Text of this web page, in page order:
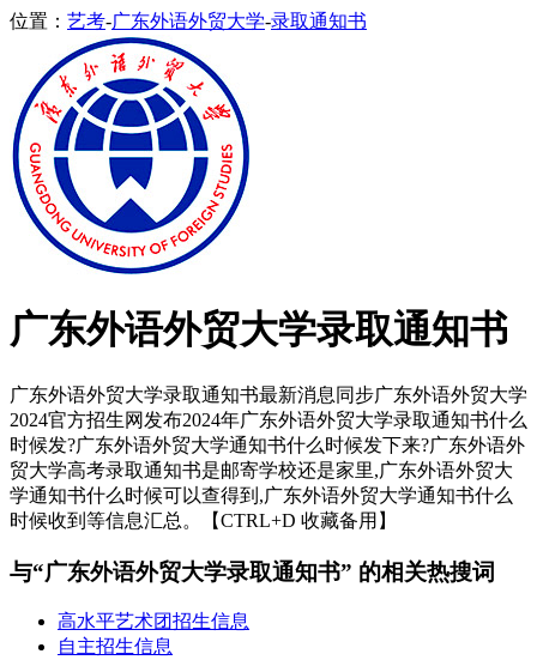
位置： 艺考-广东外语外贸大学-录取通知书
广东外语外贸大学录取通知书
广东外语外贸大学录取通知书最新消息同步广东外语外贸大学
2024官方招生网发布2024年广东外语外贸大学录取通知书什么
时候发?广东外语外贸大学通知书什么时候发下来?广东外语外
贸大学高考录取通知书是邮寄学校还是家里,广东外语外贸大
学通知书什么时候可以查得到,广东外语外贸大学通知书什么
时候收到等信息汇总。【CTRL+D 收藏备用】
与“广东外语外贸大学录取通知书” 的相关热搜词
高水平艺术团招生信息
自主招生信息